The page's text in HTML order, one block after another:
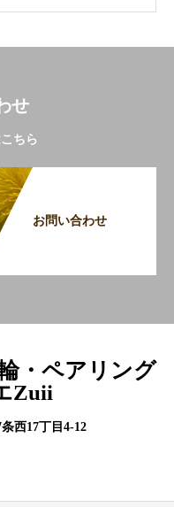
せ
ちら
お問い合わせ
・ペアリング
Zuii
西17丁目4-12